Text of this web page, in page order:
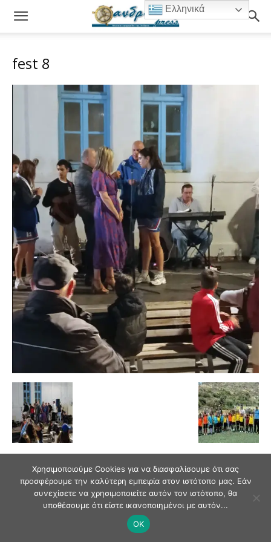
fest 8
© Andriaki Press 2025
Ελληνικά
Χρησιμοποιούμε Cookies για να διασφαλίσουμε ότι σας
προσφέρουμε την καλύτερη εμπειρία στον ιστότοπο μας. Εάν
συνεχίσετε να χρησιμοποιείτε αυτόν τον ιστότοπο, θα
υποθέσουμε ότι είστε ικανοποιημένοι με αυτόν...
OK